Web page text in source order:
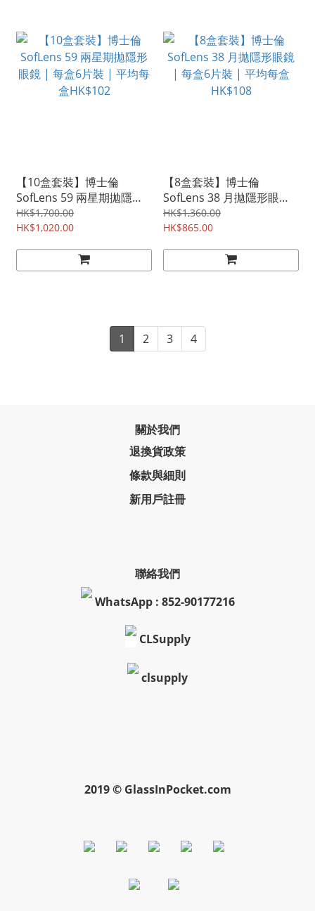
【10盒套裝】博士倫
SofLens 59 兩星期拋隱形
眼鏡 | 每盒6片裝 | 平均每
盒HK$102
HK$1,700.00
HK$1,020.00
【8盒套裝】博士倫
SofLens 38 月拋隱形眼鏡
| 每盒6片裝 | 平均每盒
HK$108
HK$1,360.00
HK$865.00
1 2 3 4
關於我們
退換貨政策
條款與細則
新用戶註冊
聯絡我們
WhatsApp : 852-90177216
CLSupply
clsupply
2019 © GlassInPocket.com